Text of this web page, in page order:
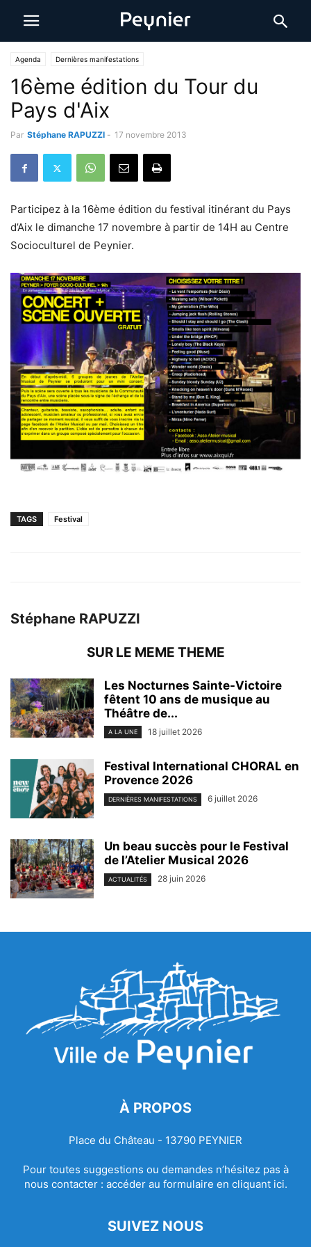
Agenda Dernières manifestations
16ème édition du Tour du
Pays d'Aix
Par Stéphane RAPUZZI - 17 novembre 2013
Participez à la 16ème édition du festival itinérant du Pays
d’Aix le dimanche 17 novembre à partir de 14H au Centre
Socioculturel de Peynier.
TAGS Festival
Stéphane RAPUZZI
SUR LE MEME THEME
Les Nocturnes Sainte-Victoire
fêtent 10 ans de musique au
Théâtre de...
A LA UNE 18 juillet 2026
Festival International CHORAL en
Provence 2026
DERNIÈRES MANIFESTATIONS 6 juillet 2026
Un beau succès pour le Festival
de l’Atelier Musical 2026
ACTUALITÉS 28 juin 2026
À PROPOS
Place du Château - 13790 PEYNIER
Pour toutes suggestions ou demandes n’hésitez pas à
nous contacter : accéder au formulaire en cliquant ici.
SUIVEZ NOUS